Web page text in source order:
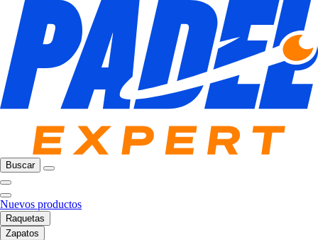
Buscar
Nuevos productos
Raquetas
Zapatos